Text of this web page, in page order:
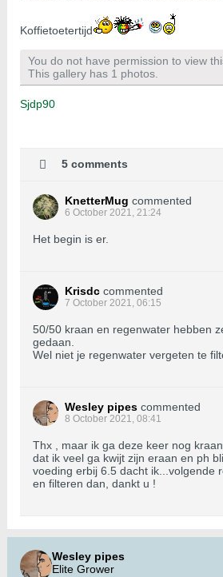
Koffietoetertijd
You do not have permission to view
This gallery has 1 photos.
Sjdp90
5 comments
KnetterMug commented
6 October 2021, 21:24
Het begin is er.
Krisdc commented
7 October 2021, 06:15
50/50 kraan en regenwater hebben
gedaan.
Wel niet je regenwater vergeten te
Wesley pipes commented
8 October 2021, 08:41
Thx , maar ik ga deze keer nog
dat ik veel ga kwijt zijn eraan en ph
voeding erbij 6.5 dacht ik...volgende
en filteren dan, dankt u !
Wesley pipes
Elite Grower